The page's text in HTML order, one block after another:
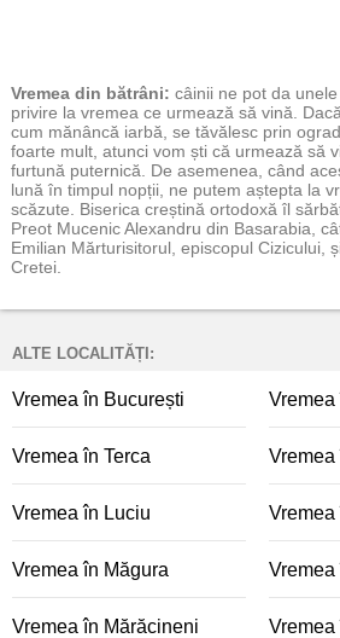
Vremea din bătrâni: câinii ne pot da
privire la vremea ce urmează să vină.
cum mănâncă iarbă, se tăvălesc prin
foarte mult, atunci vom ști că urmează să
furtună puternică. De asemenea, când
lună în timpul nopții, ne putem aștepta la
scăzute. Biserica creștină ortodoxă îl
Preot Mucenic Alexandru din Basarabia,
Emilian Mărturisitorul, episcopul Cizicului,
Cretei.
ALTE LOCALITĂȚI:
Vremea în București
Vremea în Terca Vremea
Vremea în Luciu
Vremea în Măgura Vremea
Vremea în Mărăcineni